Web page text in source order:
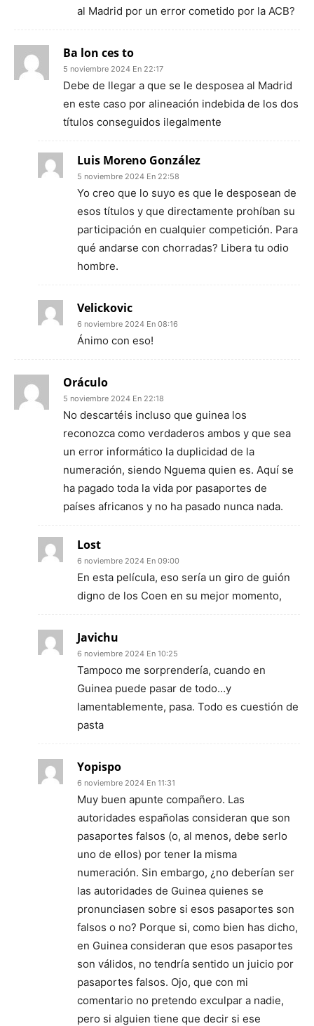
al Madrid por un error cometido por la ACB?
Ba lon ces to
5 noviembre 2024 En 22:17
Debe de llegar a que se le desposea al Madrid
en este caso por alineación indebida de los dos
títulos conseguidos ilegalmente
Luis Moreno González
5 noviembre 2024 En 22:58
Yo creo que lo suyo es que le desposean de
esos títulos y que directamente prohíban su
participación en cualquier competición. Para
qué andarse con chorradas? Libera tu odio
hombre.
Velickovic
6 noviembre 2024 En 08:16
Ánimo con eso!
Oráculo
5 noviembre 2024 En 22:18
No descartéis incluso que guinea los
reconozca como verdaderos ambos y que sea
un error informático la duplicidad de la
numeración, siendo Nguema quien es. Aquí se
ha pagado toda la vida por pasaportes de
países africanos y no ha pasado nunca nada.
Lost
6 noviembre 2024 En 09:00
En esta película, eso sería un giro de guión
digno de los Coen en su mejor momento,
Javichu
6 noviembre 2024 En 10:25
Tampoco me sorprendería, cuando en
Guinea puede pasar de todo…y
lamentablemente, pasa. Todo es cuestión de
pasta
Yopispo
6 noviembre 2024 En 11:31
Muy buen apunte compañero. Las
autoridades españolas consideran que son
pasaportes falsos (o, al menos, debe serlo
uno de ellos) por tener la misma
numeración. Sin embargo, ¿no deberían ser
las autoridades de Guinea quienes se
pronunciasen sobre si esos pasaportes son
falsos o no? Porque si, como bien has dicho,
en Guinea consideran que esos pasaportes
son válidos, no tendría sentido un juicio por
pasaportes falsos. Ojo, que con mi
comentario no pretendo exculpar a nadie,
pero si alguien tiene que decir si ese